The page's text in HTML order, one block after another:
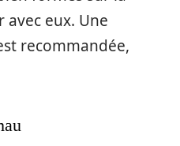
eux. Une
recommandée,